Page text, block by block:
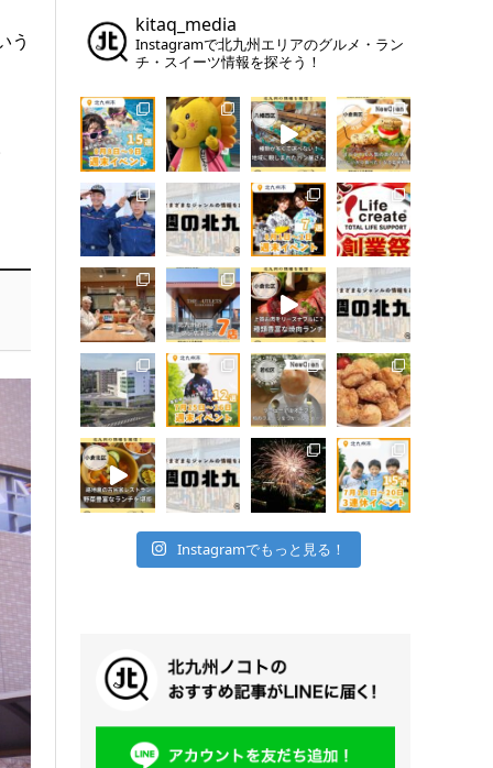
う
kitaq_media
Instagramで北九州エリアのグルメ・ラン
チ・スイーツ情報を探そう！
Instagramでもっと見る！